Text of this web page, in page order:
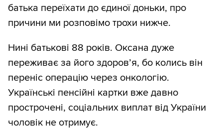
батька переїхати до єдиної доньки, про
причини ми розповімо трохи нижче.
Нині батькові 88 років. Оксана дуже
переживає за його здоров’я, бо колись він
переніс операцію через онкологію.
Українські пенсійні картки вже давно
прострочені, соціальних виплат від України
чоловік не отримує.